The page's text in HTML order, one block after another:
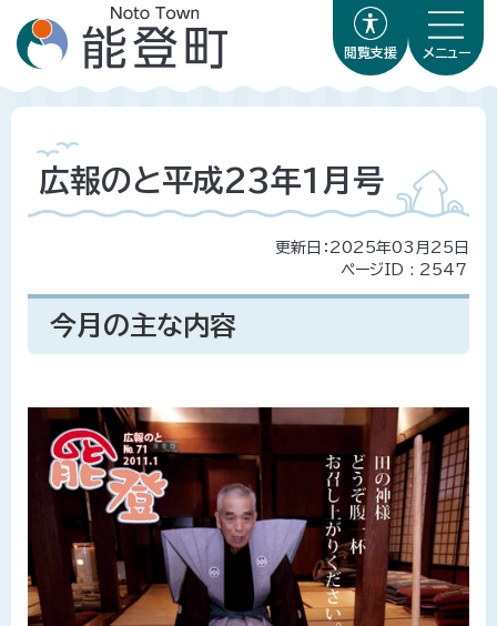
閲覧支援 メニュー
広報のと平成23年1月号
更新日：2025年03月25日
ページID : 2547
今月の主な内容